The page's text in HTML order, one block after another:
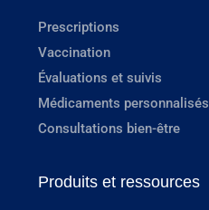
Prescriptions
Vaccination
Évaluations et suivis
Médicaments personnalisés
Consultations bien-être
Produits et ressources